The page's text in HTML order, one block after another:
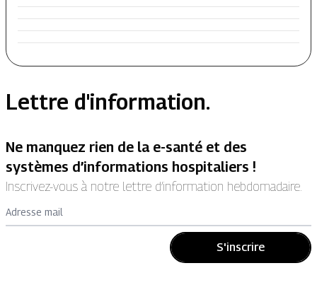
Lettre d'information.
Ne manquez rien de la e-santé et des
systèmes d’informations hospitaliers !
Inscrivez-vous à notre lettre d’information hebdomadaire.
Adresse mail
S'inscrire